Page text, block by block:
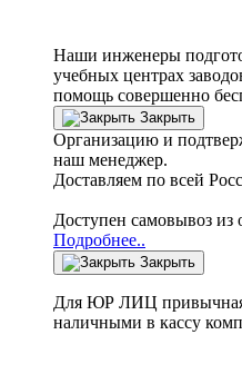
Наши инженеры
учебных центрах
помощь совершенно
Закрыть
Организацию и
наш менеджер.
Доставляем по
Доступен самовывоз
Подробнее..
Закрыть
Для ЮР ЛИЦ привычная
наличными в кассу